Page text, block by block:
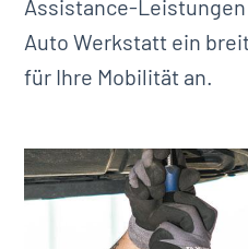
Assistance-
Auto Werkstatt ein
für Ihre Mobilität an.